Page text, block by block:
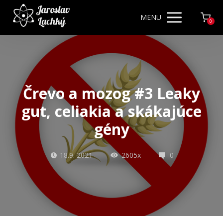
MENU 0
Črevo a mozog #3 Leaky
gut, celiakia a skákajúce
gény
18.9. 2021 2605x 0